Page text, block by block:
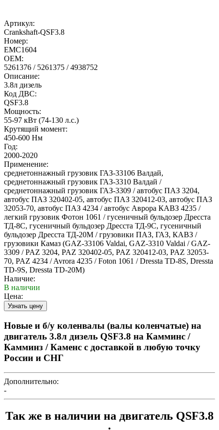
Артикул:
Crankshaft-QSF3.8
Номер:
EMC1604
OEM:
5261376 / 5261375 / 4938752
Описание:
3.8л дизель
Код ДВС:
QSF3.8
Мощность:
55-97 кВт (74-130 л.с.)
Крутящий момент:
450-600 Нм
Год:
2000-2020
Применение:
среднетоннажный грузовик ГАЗ-33106 Валдай,
среднетоннажный грузовик ГАЗ-3310 Валдай /
среднетоннажный грузовик ГАЗ-3309 / автобус ПАЗ 3204,
автобус ПАЗ 320402-05, автобус ПАЗ 320412-03, автобус ПАЗ
32053-70, автобус ПАЗ 4234 / автобус Аврора КАВЗ 4235 /
легкий грузовик Фотон 1061 / гусеничный бульдозер Дресста
ТД-8С, гусеничный бульдозер Дресста ТД-9С, гусеничный
бульдозер Дресста ТД-20М / грузовики ПАЗ, ГАЗ, КАВЗ /
грузовики Камаз (GAZ-33106 Valdai, GAZ-3310 Valdai / GAZ-
3309 / PAZ 3204, PAZ 320402-05, PAZ 320412-03, PAZ 32053-
70, PAZ 4234 / Avrora 4235 / Foton 1061 / Dressta TD-8S, Dressta
TD-9S, Dressta TD-20M)
Наличие:
В наличии
Цена:
Новые и б/у коленвалы (валы коленчатые) на
двигатель 3.8л дизель QSF3.8 на Камминс /
Камминз / Каменс с доставкой в любую точку
России и СНГ
Дополнительно:
-
Так же в наличии на двигатель QSF3.8